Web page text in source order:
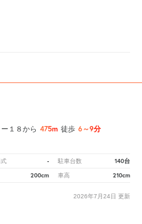
１８から 475m 徒歩 6～9分
- 駐車台数 140台
200cm 車高 210cm
2026年7月24日 更新